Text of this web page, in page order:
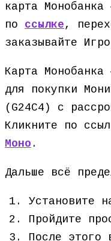
карта
по ссылке,
заказывайте
Карта
для покупки
(G24C4) с
Кликните по
Моно .
Дальше всё
Установите
Пройдите
После этого